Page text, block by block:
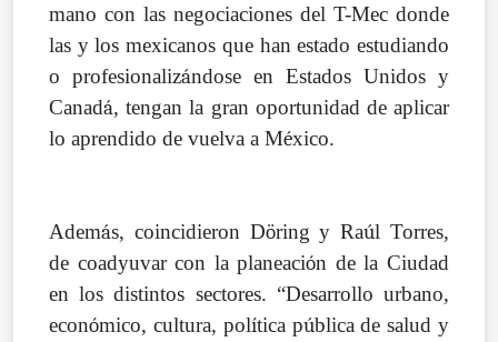
mano con las negociaciones del T-Mec donde
las y los mexicanos que han estado estudiando
o profesionalizándose en Estados Unidos y
Canadá, tengan la gran oportunidad de aplicar
lo aprendido de vuelva a México.
Además, coincidieron Döring y Raúl Torres,
de coadyuvar con la planeación de la Ciudad
en los distintos sectores. “Desarrollo urbano,
económico, cultura, política pública de salud y